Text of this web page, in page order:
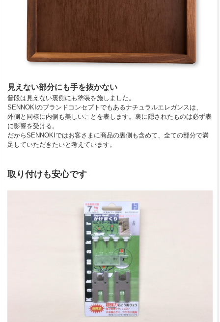
見えない部分にも手を抜かない
普段は見えない裏側にも塗装を施しました。
SENNOKIのブランドコンセプトでもあるナチュラルエレガンスは、
外側と同様に内側も美しいことを表します。裏に隠されたものは必ず表
に影響を受ける。
だからSENNOKIではお客さまに商品の裏側も含めて、全ての部分で満
足していただきたいと考えています。
取り付けも安心です